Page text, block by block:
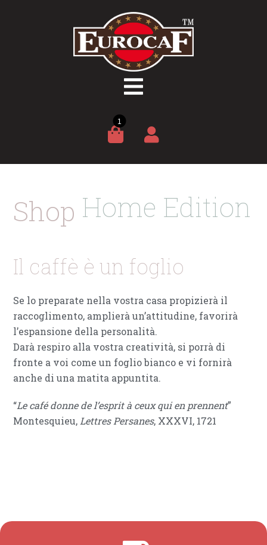
1
Shop Home Edition
Il caffè è un foglio
Se lo preparate nella vostra casa propizierà il
raccoglimento, amplierà un’attitudine, favorirà
l’espansione della personalità.
Darà respiro alla vostra creatività, si porrà di
fronte a voi come un foglio bianco e vi fornirà
anche di una matita appuntita.
“Le café donne de l’esprit à ceux qui en prennent”
Montesquieu, Lettres Persanes, XXXVI, 1721